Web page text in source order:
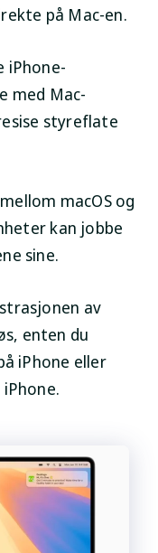
på Mac-en.
iPhone-
med Mac-
styreflate
macOS og
kan jobbe
sine.
av
enten du
iPhone eller